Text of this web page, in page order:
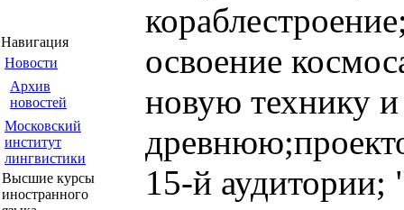
Навигация
Новости
Архив
новостей
Московский
институт
лингвистики
Высшие курсы
иностранного
освоение
новую технику и
15-й аудитории;